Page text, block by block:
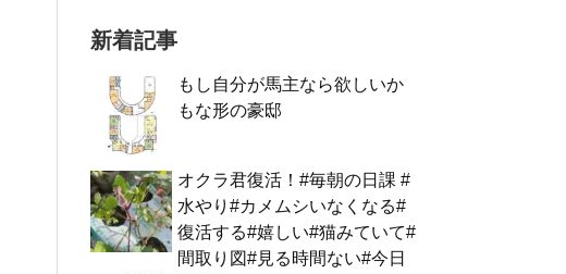
新着記事
もし自分が馬主なら欲しいか
もな形の豪邸
オクラ君復活！#毎朝の日課 #
水やり#カメムシいなくなる#
復活する#嬉しい#猫みていて#
間取り図#見る時間ない#今日